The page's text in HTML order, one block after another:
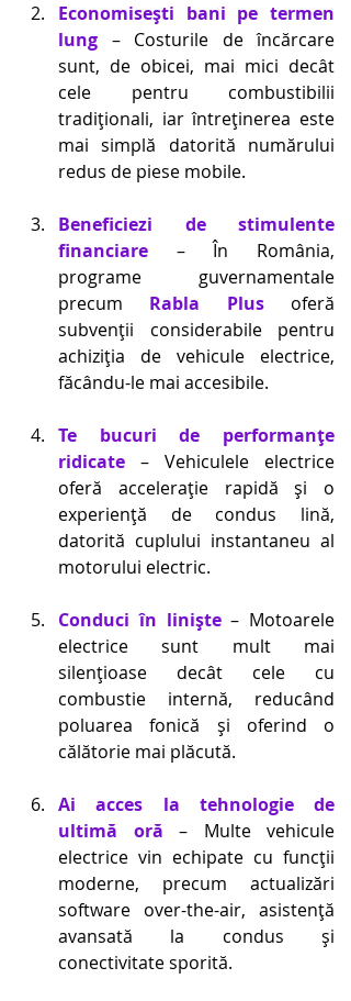
Economisești bani pe termen
lung – Costurile de încărcare
sunt, de obicei, mai mici decât
cele pentru combustibilii
tradiționali, iar întreținerea este
mai simplă datorită numărului
redus de piese mobile.
Beneficiezi de stimulente
financiare – În România,
programe guvernamentale
precum Rabla Plus oferă
subvenții considerabile pentru
achiziția de vehicule electrice,
făcându-le mai accesibile.
Te bucuri de performanțe
ridicate – Vehiculele electrice
oferă accelerație rapidă și o
experiență de condus lină,
datorită cuplului instantaneu al
motorului electric.
Conduci în liniște – Motoarele
electrice sunt mult mai
silențioase decât cele cu
combustie internă, reducând
poluarea fonică și oferind o
călătorie mai plăcută.
Ai acces la tehnologie de
ultimă oră – Multe vehicule
electrice vin echipate cu funcții
moderne, precum actualizări
software over-the-air, asistență
avansată la condus și
conectivitate sporită.